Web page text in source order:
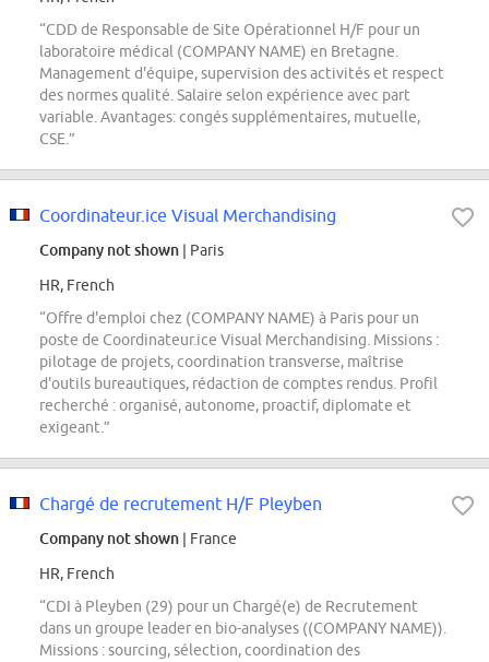
“CDD de Responsable de Site Opérationnel H/F pour un
laboratoire médical (COMPANY NAME) en Bretagne.
Management d'équipe, supervision des activités et respect
des normes qualité. Salaire selon expérience avec part
variable. Avantages: congés supplémentaires, mutuelle,
CSE.”
Coordinateur.ice Visual Merchandising
Company not shown | Paris
HR, French
“Offre d'emploi chez (COMPANY NAME) à Paris pour un
poste de Coordinateur.ice Visual Merchandising. Missions :
pilotage de projets, coordination transverse, maîtrise
d'outils bureautiques, rédaction de comptes rendus. Profil
recherché : organisé, autonome, proactif, diplomate et
exigeant.”
Chargé de recrutement H/F Pleyben
Company not shown | France
HR, French
“CDI à Pleyben (29) pour un Chargé(e) de Recrutement
dans un groupe leader en bio-analyses ((COMPANY NAME)).
Missions : sourcing, sélection, coordination des